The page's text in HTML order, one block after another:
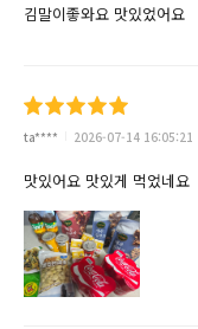
김말이좋와요 맛있었어요
ta**** 2026-07-14 16:05:21
맛있어요 맛있게 먹었네요